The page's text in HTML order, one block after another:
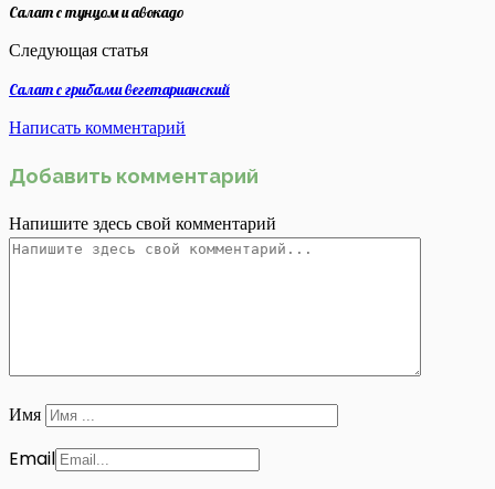
Салат с тунцом и авокадо
Следующая статья
Салат с грибами вегетарианский
Написать комментарий
Добавить комментарий
Напишите здесь свой комментарий
Имя
Email